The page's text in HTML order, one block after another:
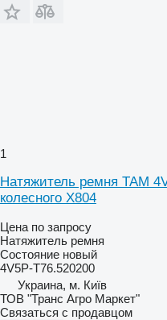
1
Натяжитель ремня TAM
колесного X804
Цена по запросу
Натяжитель ремня
Состояние новый
4V5P-T76.520200
Украина, м. Київ
ТОВ "Транс Агро Маркет"
Связаться с продавцом